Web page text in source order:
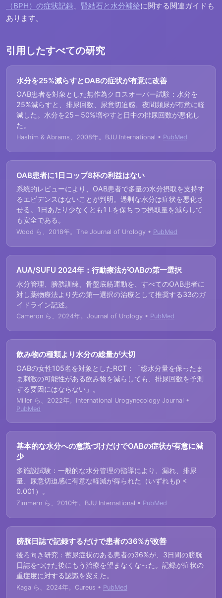
（BPH）の症状記録 腎結石と水分補給に関する関連ガイドも
あります。
引用したすべての研究
水分を25%減らすとOABの症状が有意に改善
OAB患者を対象とした無作為クロスオーバー試験：水分を
25%減らすと、排尿回数、尿意切迫感、夜間頻尿が有意に軽
減した。水分を25～50%増やすと日中の排尿回数が悪化し
た。
Hashim & Abrams、2008年。BJU International • PubMed
OAB患者に1日コップ8杯の利益はない
系統的レビューにより、OAB患者で多量の水分摂取を支持す
るエビデンスはないことが判明。過剰な水分は症状を悪化さ
せる。1日あたり少なくとも1 Lを保ちつつ摂取量を減らして
も安全である。
Wood ら、2018年。The Journal of Urology • PubMed
AUA/SUFU 2024年：行動療法がOABの第一選択
水分管理、膀胱訓練、骨盤底筋運動を、すべてのOAB患者に
対し薬物療法より先の第一選択の治療として推奨する33のガ
イドライン記述。
Cameron ら、2024年。Journal of Urology • PubMed
飲み物の種類より水分の総量が大切
OABの女性105名を対象としたRCT：「総水分量を保ったま
ま刺激の可能性がある飲み物を減らしても、排尿回数を予測
する要因にはならない」。
Miller ら、2022年。International Urogynecology Journal •
PubMed
基本的な水分への意識づけだけでOABの症状が有意に減
少
多施設試験：一般的な水分管理の指導により、漏れ、排尿
量、尿意切迫感に有意な軽減が得られた（いずれもp <
0.001）。
Zimmern ら、2010年。BJU International • PubMed
膀胱日誌で記録するだけで患者の36%が改善
後ろ向き研究：蓄尿症状のある患者の36%が、3日間の膀胱
日誌をつけた後にもう治療を望まなくなった。記録が症状の
重症度に対する認識を変えた。
Kaga ら、2024年。Cureus • PubMed